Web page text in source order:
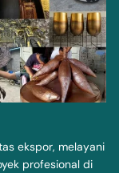
ekspor, melayani
profesional di